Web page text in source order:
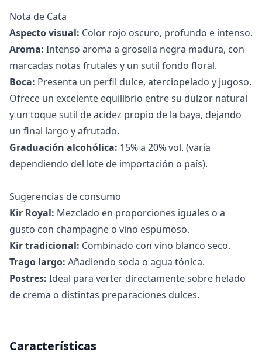
Nota de Cata
Aspecto visual: Color rojo oscuro, profundo e intenso.
Aroma: Intenso aroma a grosella negra madura, con
marcadas notas frutales y un sutil fondo floral.
Boca: Presenta un perfil dulce, aterciopelado y jugoso.
Ofrece un excelente equilibrio entre su dulzor natural
y un toque sutil de acidez propio de la baya, dejando
un final largo y afrutado.
Graduación alcohólica: 15% a 20% vol. (varía
dependiendo del lote de importación o país).
Sugerencias de consumo
Kir Royal: Mezclado en proporciones iguales o a
gusto con champagne o vino espumoso.
Kir tradicional: Combinado con vino blanco seco.
Trago largo: Añadiendo soda o agua tónica.
Postres: Ideal para verter directamente sobre helado
de crema o distintas preparaciones dulces.
Características